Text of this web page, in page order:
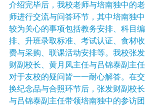
介绍完毕后，我校老师与培南独中的老
师进行交流与问答环节，其中培南独中
较为关心的事项包括教务安排、科目编
排、升班录取标准、考试认证、食材收
费与采购、联课活动安排等。我校张发
财副校长、黄月凤主任与吕锦泰副主任
对于友校的疑问皆一一耐心解答。在交
换纪念品与合照环节后，张发财副校长
与吕锦泰副主任带领培南独中的参访团